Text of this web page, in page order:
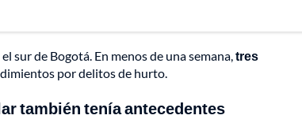
sur de Bogotá. En menos de una semana,tres
por delitos de hurto.
también tenía antecedentes